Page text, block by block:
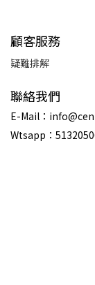
顧客服務
疑難排解
聯絡我們
E-Mail：
Wtsapp：